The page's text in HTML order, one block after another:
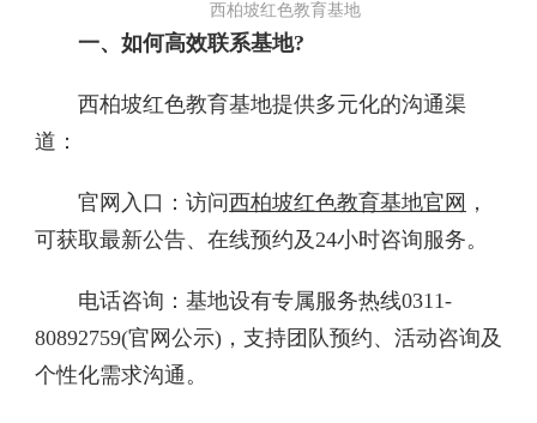
西柏坡红色教育基地
一、如何高效联系基地?‌
西柏坡红色教育基地提供多元化的沟通渠
道：
官网入口‌：访问西柏坡红色教育基地官网 ，
可获取最新公告、在线预约及24小时咨询服务。
电话咨询‌：基地设有专属服务热线0311-
80892759(官网公示)，支持团队预约、活动咨询及
个性化需求沟通。